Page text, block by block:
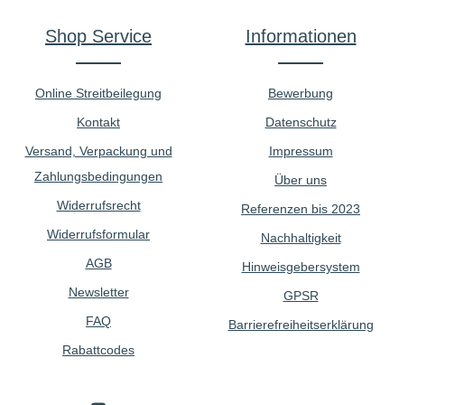
Shop Service
Online Streitbeilegung
Kontakt
Versand, Verpackung und
Zahlungsbedingungen
Widerrufsrecht
Widerrufsformular
AGB
Newsletter
FAQ
Rabattcodes
Informationen
Bewerbung
Datenschutz
Impressum
Über uns
Referenzen bis 2023
Nachhaltigkeit
Hinweisgebersystem
GPSR
Barrierefreiheitserklärung